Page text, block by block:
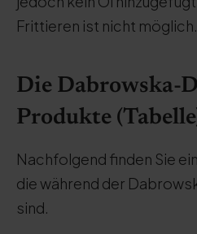
Frittieren ist nicht möglich.
Die Dabrowska-
Produkte
Nachfolgend finden Sie
die während der
sind.